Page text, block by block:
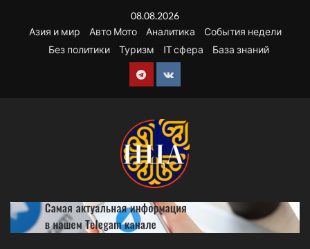
содержимому
08.08.2026
Азия и мир
Авто Мото Аналитика
События недели
Без политики
Туризм IT сфера База знаний
Telegram
VK